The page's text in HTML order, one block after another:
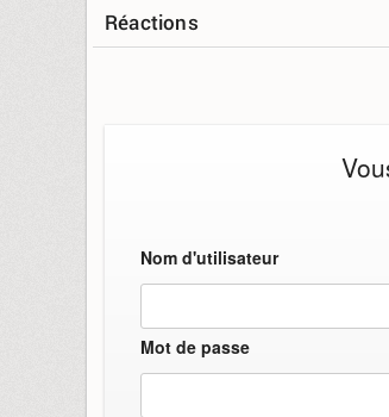
Réactions
Nom d'utilisateur
Mot de passe